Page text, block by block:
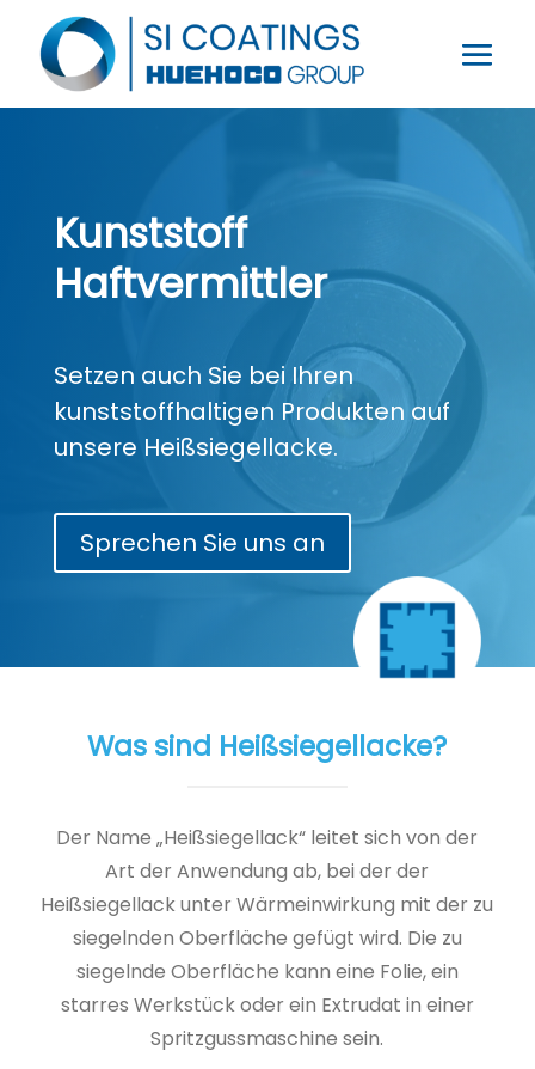
Kunststoff
Haftvermittler
Setzen auch Sie bei Ihren
kunststoffhaltigen Produkten auf
unsere Heißsiegellacke.
Sprechen Sie uns an
Was sind Heißsiegellacke?
Der Name „Heißsiegellack“ leitet sich von der
Art der Anwendung ab, bei der der
Heißsiegellack unter Wärmeinwirkung mit der zu
siegelnden Oberfläche gefügt wird. Die zu
siegelnde Oberfläche kann eine Folie, ein
starres Werkstück oder ein Extrudat in einer
Spritzgussmaschine sein.